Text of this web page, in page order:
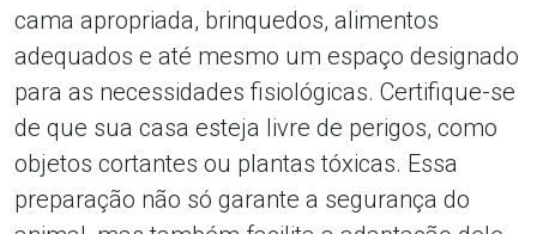
cama apropriada, brinquedos, alimentos
adequados e até mesmo um espaço designado
para as necessidades fisiológicas. Certifique-se
de que sua casa esteja livre de perigos, como
objetos cortantes ou plantas tóxicas. Essa
preparação não só garante a segurança do